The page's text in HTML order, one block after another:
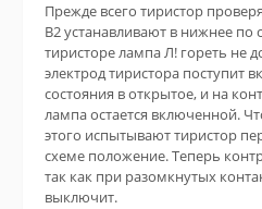
Прежде всего тиристор
В2 устанавливают в нижнее
тиристоре лампа Л! гореть не
электрод тиристора
состояния в открытое, и на
лампа остается включенной.
этого испытывают тиристор
схеме положение. Теперь
так как при разомкнутых
выключит.